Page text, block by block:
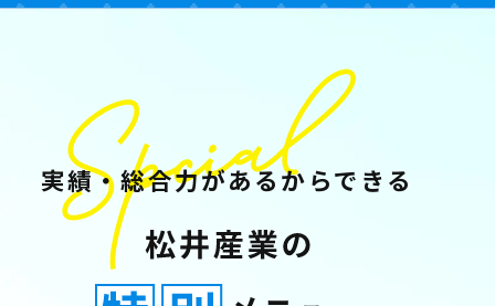
実績・総合力があるからできる